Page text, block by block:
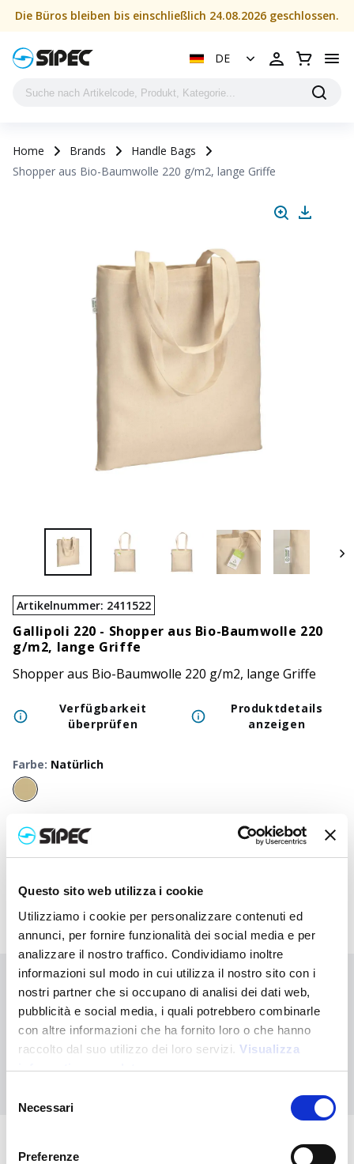
Questo sito web utilizza i cookie
Utilizziamo i cookie per personalizzare contenuti ed
annunci, per fornire funzionalità dei social media e per
analizzare il nostro traffico. Condividiamo inoltre
informazioni sul modo in cui utilizza il nostro sito con i
nostri partner che si occupano di analisi dei dati web,
pubblicità e social media, i quali potrebbero combinarle
con altre informazioni che ha fornito loro o che hanno
raccolto dal suo utilizzo dei loro servizi. Visualizza
informativa completa
delNecessari
Preferenze
Die Büros bleiben bis einschließlich 24.08.2026 geschlossen.
DE
Home Brands
Handle Bags
Shopper aus Bio-Baumwolle 220 g/m2, lange Griffe
Artikelnummer: 2411522
Gallipoli 220 - Shopper aus Bio-Baumwolle 220
g/m2, lange Griffe
Shopper aus Bio-Baumwolle 220 g/m2, lange Griffe
Verfügbarkeit
überprüfen
Produktdetails
anzeigen
Farbe: Natürlich
500+ 1000
Neutraler Preis
3,000€ 3,000
Druckpreis
3,980€ 3,933€ 3,885€ 3,840€ 3,797€
Sie haben nicht gefunden, wonach Sie suchen?
Kontaktieren Sie uns, wenn Sie Hilfe benötigen, oder fordern Sie
Ihre kundenspezifische Bestellung an
Kontaktieren Sie uns